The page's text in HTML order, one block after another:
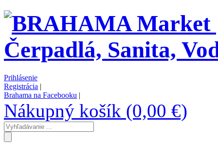
Prihlásenie
Registrácia |
Brahama na Facebooku |
Nákupný košík (0,00 €)